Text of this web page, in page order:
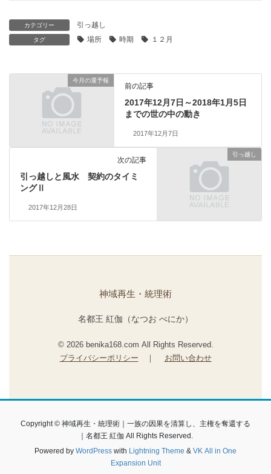
カテゴリー 引っ越し
タグ 場所 時期 １２月
今月の運予報
前の記事
2017年12月7日～2018年1月5日
までの世の中の動き
2017年12月7日
引っ越し
次の記事
引っ越しと風水 契約のタイミ
ングⅡ
2017年12月28日
神域再生・統理術
名都王 紅伽（なつお べにか）
© 2026 benika168.com All Rights Reserved.
プライバシーポリシー ｜ お問い合わせ
Copyright © 神域再生・統理術｜一族の因果を清算し、主権を奪還する
｜名都王 紅伽 All Rights Reserved.
Powered by WordPress with Lightning Theme & VK All in One
Expansion Unit